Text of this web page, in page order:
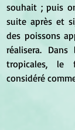
souhait ; puis
suite après et
des poissons
réalisera.
tropicales, le
considéré